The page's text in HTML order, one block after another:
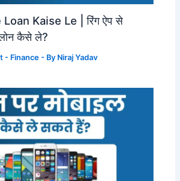
Kaise Le | रिंग ऐप से
कैसे ले?
- Finance - By Niraj Yadav